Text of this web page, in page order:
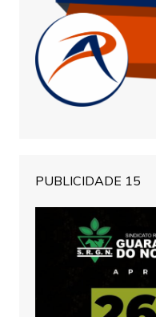
PUBLICIDADE 15